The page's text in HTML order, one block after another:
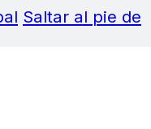
Saltar al pie de